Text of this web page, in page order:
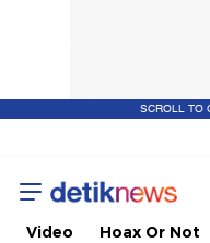
SCROLL TO
Video Hoax Or Not